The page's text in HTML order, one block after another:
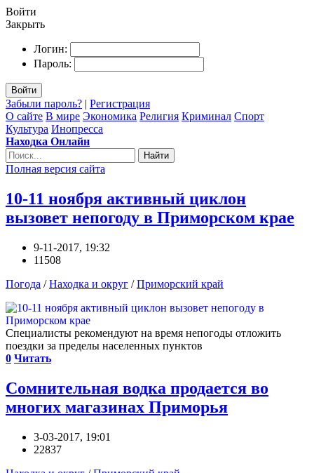
Войти
Закрыть
Логин:
Пароль:
Войти
Забыли пароль? | Регистрация
О сайте В мире Экономика Религия Криминал Спорт
Культура Инопресса
Находка Онлайн
Найти
Полная версия сайта
10-11 ноября активный циклон
вызовет непогоду в Приморском крае
9-11-2017, 19:32
11508
Погода /Находка и округ /Приморский край
Специалисты рекомендуют на время непогоды отложить
поездки за пределы населенных пунктов
0 Читать
Сомнительная водка продается во
многих магазинах Приморья
3-03-2017, 19:01
22837